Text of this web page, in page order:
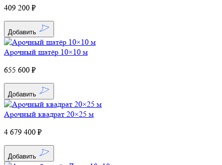
409 200 ₽
Добавить
Арочный шатёр 10×10 м
655 600 ₽
Добавить
Арочный квадрат 20×25 м
4 679 400 ₽
Добавить